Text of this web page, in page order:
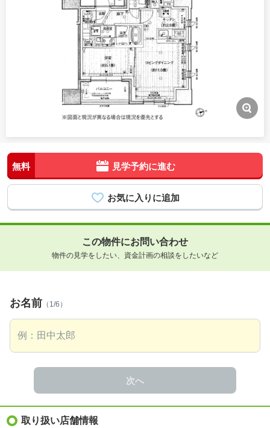
無料 見学予約に進む
この物件にお問い合わせ
物件の見学をしたい、資金計画の相談をしたいなど
お名前 （1/6）
次へ
取り扱い店舗情報